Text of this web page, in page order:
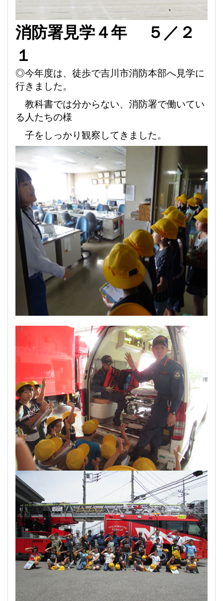
消防署見学４年 ５ ／２
１
◎今年度は、徒歩で吉川市消防本部へ見学に
行きました。
教科書では分からない、消防署で働いてい
る人たちの様
子をしっかり観察してき ま した。